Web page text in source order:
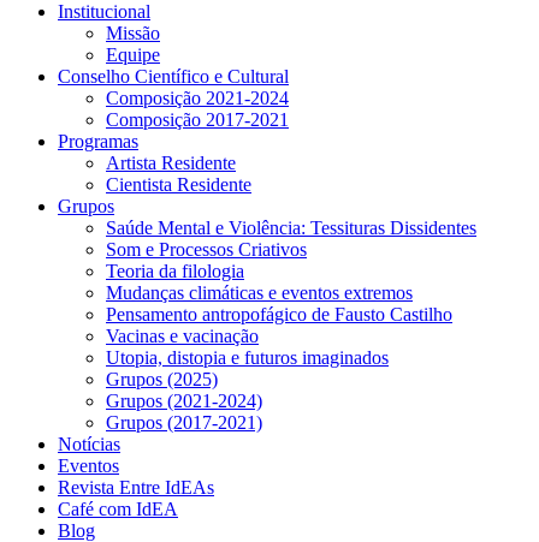
Institucional
Missão
Equipe
Conselho Científico e Cultural
Composição 2021-2024
Composição 2017-2021
Programas
Artista Residente
Cientista Residente
Grupos
Saúde Mental e Violência: Tessituras Dissidentes
Som e Processos Criativos
Teoria da filologia
Mudanças climáticas e eventos extremos
Pensamento antropofágico de Fausto Castilho
Vacinas e vacinação
Utopia, distopia e futuros imaginados
Grupos (2025)
Grupos (2021-2024)
Grupos (2017-2021)
Notícias
Eventos
Revista Entre IdEAs
Café com IdEA
Blog